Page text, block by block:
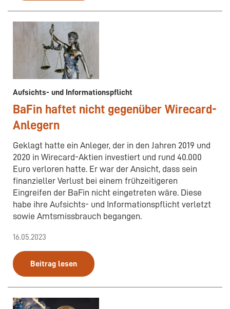
Aufsichts- und Informationspflicht
BaFin haftet nicht gegenüber Wirecard-
Anlegern
Geklagt hatte ein Anleger, der in den Jahren 2019 und
2020 in Wirecard-Aktien investiert und rund 40.000
Euro verloren hatte. Er war der Ansicht, dass sein
finanzieller Verlust bei einem frühzeitigeren
Eingreifen der BaFin nicht eingetreten wäre. Diese
habe ihre Aufsichts- und Informationspflicht verletzt
sowie Amtsmissbrauch begangen.
16.05.2023
Beitrag lesen